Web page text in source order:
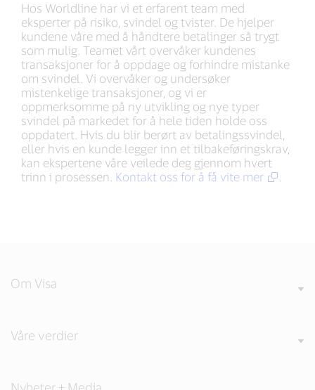
Hos Worldline har vi et erfarent team med
eksperter på risiko, svindel og tvister. De hjelper
kundene våre med å håndtere betalinger så trygt
som mulig. Teamet vårt overvåker kundenes
transaksjoner for å oppdage og forhindre mistanke
om svindel. Vi overvåker og undersøker
mistenkelige transaksjoner, og vi er
oppmerksomme på ny utvikling og nye typer
svindel på markedet for å hele tiden holde oss
oppdatert. Hvis du blir berørt av betalingssvindel,
eller hvis en kunde legger inn et tilbakeføringskrav,
kan ekspertene våre veilede deg gjennom hvert
trinn i prosessen. Kontakt oss for å få vite mer
Om Visa
Våre verdier